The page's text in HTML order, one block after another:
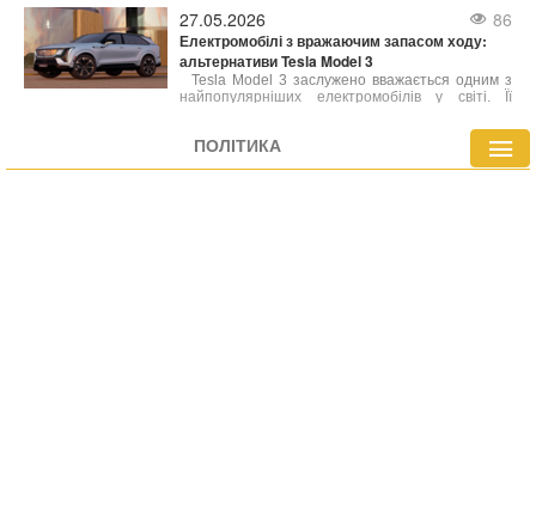
розглянемо, що робить корейські авто такими
привабливими, особливості їхнього ринку та всі
переваги такого вибору.
27.05.2026 86
Електромобілі з вражаючим запасом ходу:
альтернативи Tesla Model 3
Tesla Model 3 заслужено вважається одним з
найпопулярніших електромобілів у світі. Її
милі за стандартом EPA) зробили її
бестселером. Однак, Model 3 не є лідером за
дальністю пробігу, і на ринку існують моделі,
ПОЛІТИКА